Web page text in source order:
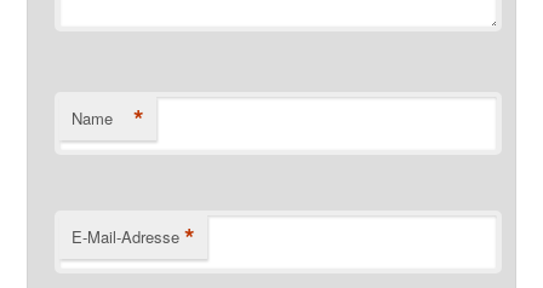
Name *
E-Mail-Adresse *